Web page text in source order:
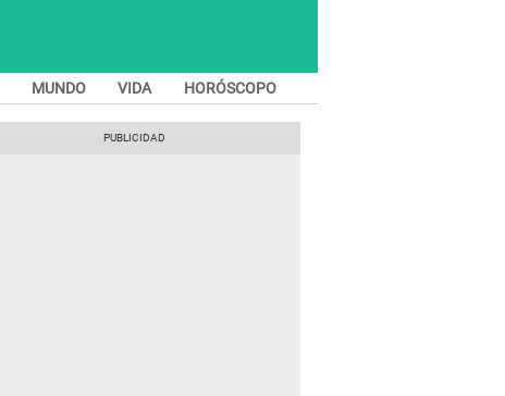
MUNDO VIDA HORÓSCOPO